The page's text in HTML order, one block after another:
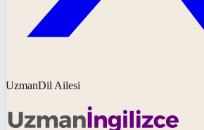
UzmanDil Ailesi